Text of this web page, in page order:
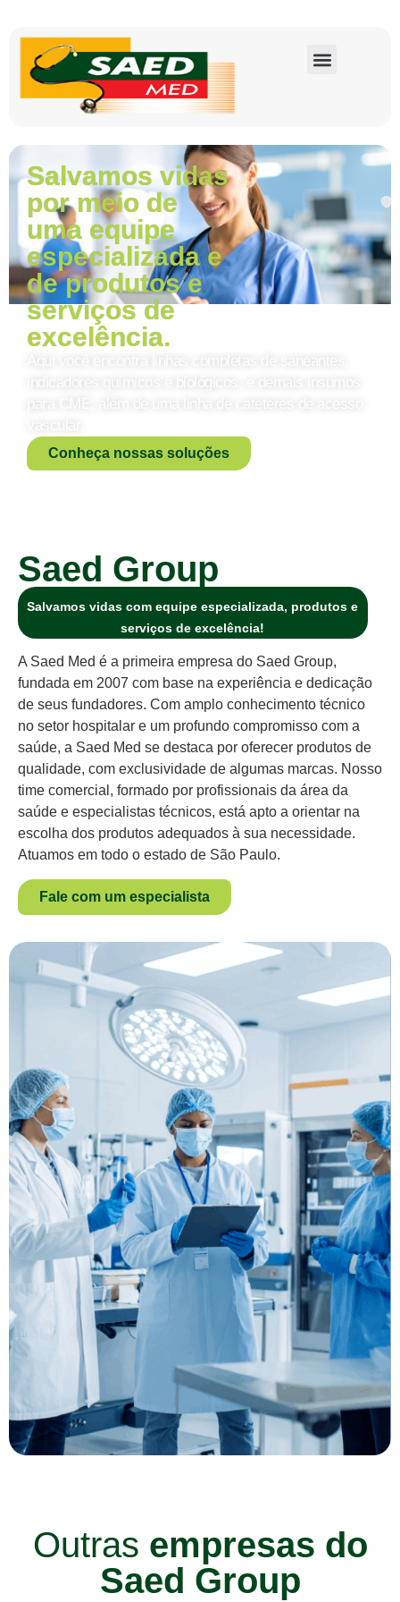
Salvamos vidas
por meio de
uma equipe
especializada e
de produtos e
serviços de
excelência.
Aqui você encontra linhas completas de saneantes,
indicadores químicos e biológicos, e demais insumos
para CME, além de uma linha de cateteres de acesso
Conheça nossas soluções
Saed Group
Salvamos vidas com equipe especializada, produtos e
serviços de excelência!
A Saed Med é a primeira empresa do Saed Group,
fundada em 2007 com base na experiência e dedicação
de seus fundadores. Com amplo conhecimento técnico
no setor hospitalar e um profundo compromisso com a
saúde, a Saed Med se destaca por oferecer produtos de
qualidade, com exclusividade de algumas marcas. Nosso
time comercial, formado por profissionais da área da
saúde e especialistas técnicos, está apto a orientar na
escolha dos produtos adequados à sua necessidade.
Atuamos em todo o estado de São Paulo.
Fale com um especialista
Outras empresas do
Saed Group